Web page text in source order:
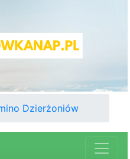
Dzierżoniów